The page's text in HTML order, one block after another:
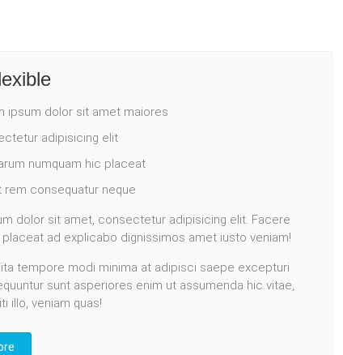
ipsum dolor sit amet maiores
adipisicing elit
numquam hic placeat
rem consequatur neque
dolor sit amet, consectetur adipisicing elit. Facere
placeat ad explicabo dignissimos amet iusto veniam!
tempore modi minima at adipisci saepe excepturi
sunt asperiores enim ut assumenda hic vitae,
illo, veniam quas!